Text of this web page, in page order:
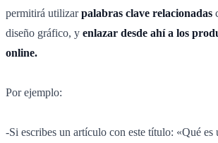
permitirá utilizarpalabras clave relacionadas
diseño gráfico, y enlazar desde ahí a los
online.
Por ejemplo:
-Si escribes un artículo con este título: «Qué